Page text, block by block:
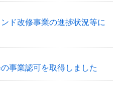
ド改修事業の進捗状況等に
事業認可を取得しました